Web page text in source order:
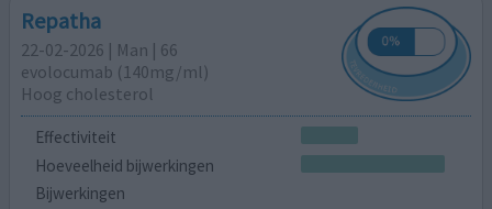
Repatha
22-02-2026 | Man | 66
evolocumab (140mg/ml)
Hoog cholesterol
Effectiviteit
Hoeveelheid bijwerkingen
Bijwerkingen